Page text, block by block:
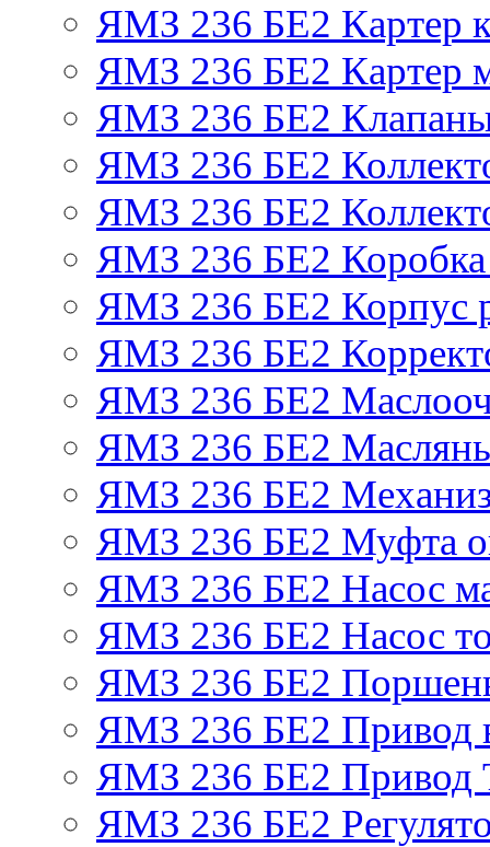
ЯМЗ 236 БЕ2 Картер
ЯМЗ 236 БЕ2 Картер
ЯМЗ 236 БЕ2 Клапаны
ЯМЗ 236 БЕ2
ЯМЗ 236 БЕ2
ЯМЗ 236 БЕ2 Коробка
ЯМЗ 236 БЕ2 Корпус
ЯМЗ 236 БЕ2
ЯМЗ 236 БЕ2
ЯМЗ 236 БЕ2
ЯМЗ 236 БЕ2
ЯМЗ 236 БЕ2 Муфта
ЯМЗ 236 БЕ2 Насос
ЯМЗ 236 БЕ2 Насос
ЯМЗ 236 БЕ2
ЯМЗ 236 БЕ2 Привод
ЯМЗ 236 БЕ2
ЯМЗ 236 БЕ2